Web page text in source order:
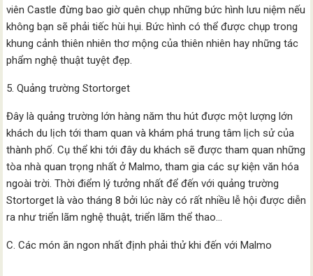
viên Castle đừng bao giờ quên chụp những bức hình lưu niệm nếu
không bạn sẽ phải tiếc hùi hụi. Bức hình có thể được chụp trong
khung cảnh thiên nhiên thơ mộng của thiên nhiên hay những tác
phẩm nghệ thuật tuyệt đẹp.
5. Quảng trường Stortorget
Đây là quảng trường lớn hàng năm thu hút được một lượng lớn
khách du lịch tới tham quan và khám phá trung tâm lịch sử của
thành phố. Cụ thể khi tới đây du khách sẽ được tham quan những
tòa nhà quan trọng nhất ở Malmo, tham gia các sự kiện văn hóa
ngoài trời. Thời điểm lý tưởng nhất để đến với quảng trường
Stortorget là vào tháng 8 bởi lúc này có rất nhiều lễ hội được diễn
ra như triển lãm nghệ thuật, triển lãm thể thao…
C. Các món ăn ngon nhất định phải thử khi đến với Malmo